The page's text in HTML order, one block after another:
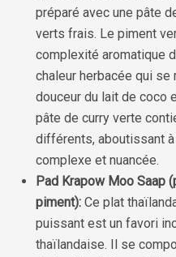
préparé avec une pâte
verts frais. Le piment
complexité aromatique
chaleur herbacée qui
douceur du lait de coco
pâte de curry verte
différents, aboutissant
complexe et nuancée.
Pad Krapow Moo Saap
piment): Ce plat
puissant est un favori
thaïlandaise. Il se